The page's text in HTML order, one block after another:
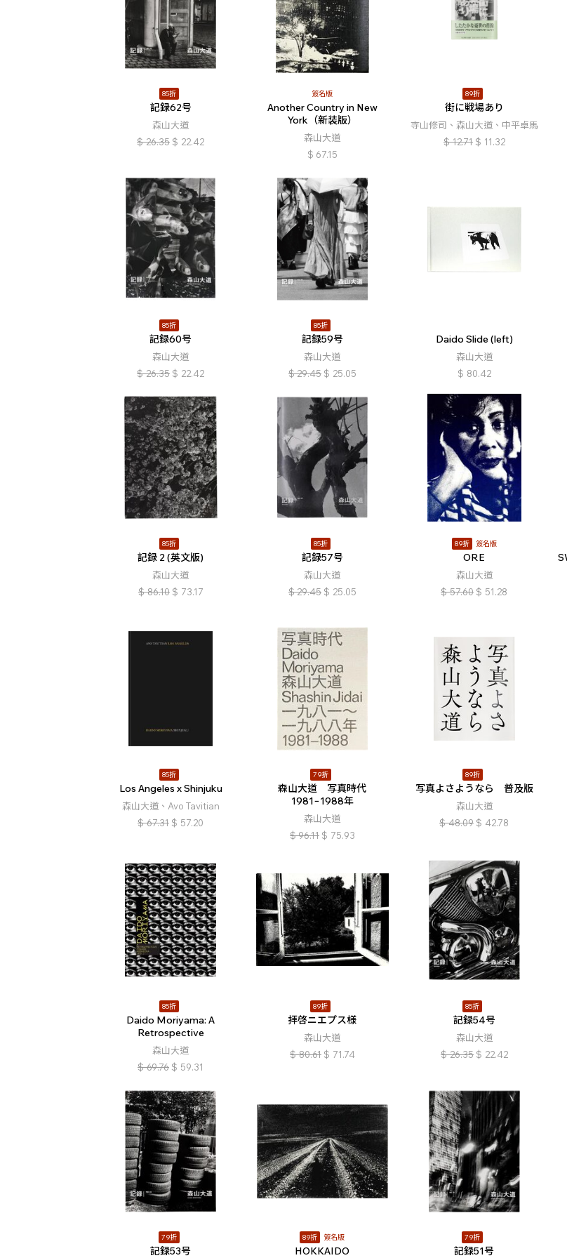
85折
記録62号
森山大道
$ 26.35 $ 22.42
簽名版
Another Country in New
York（新装版）
森山大道
$ 67.15
89折
街に戦場あり
寺山修司、森山大道、中平卓馬
$ 12.71 $ 11.32
85折
記録60号
森山大道
$ 26.35 $ 22.42
85折
記録59号
森山大道
$ 29.45 $ 25.05
Daido Slide (left)
森山大道
$ 80.42
85折
記録 2 (英文版)
森山大道
$ 86.10 $ 73.17
85折
記録57号
森山大道
$ 29.45 $ 25.05
89折 簽名版
ORE
森山大道
$ 57.60 $ 51.28
85折
Los Angeles x Shinjuku
森山大道、Avo Tavitian
$ 67.31 $ 57.20
79折
森山大道 写真時代
1981−1988年
森山大道
$ 96.11 $ 75.93
89折
写真よさようなら 普及版
森山大道
$ 48.09 $ 42.78
85折
Daido Moriyama: A
Retrospective
森山大道
$ 69.76 $ 59.31
89折
拝啓ニエプス様
森山大道
$ 80.61 $ 71.74
85折
記録54号
森山大道
$ 26.35 $ 22.42
79折
記録53号
89折 簽名版
HOKKAIDO
79折
記録51号